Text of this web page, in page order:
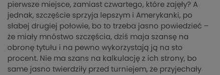
pierwsze miejsce, zamiast czwartego, które zajęły? A
jednak, szczęście sprzyja lepszym i Amerykanki, po
słabej drugiej połowie, bo to trzeba jasno powiedzieć –
że miały mnóstwo szczęścia, dziś maja szansę na
obronę tytułu i na pewno wykorzystają ją na sto
procent. Nie ma szans na kalkulację z ich strony, bo
same jasno twierdziły przed turniejem, że przyjechały